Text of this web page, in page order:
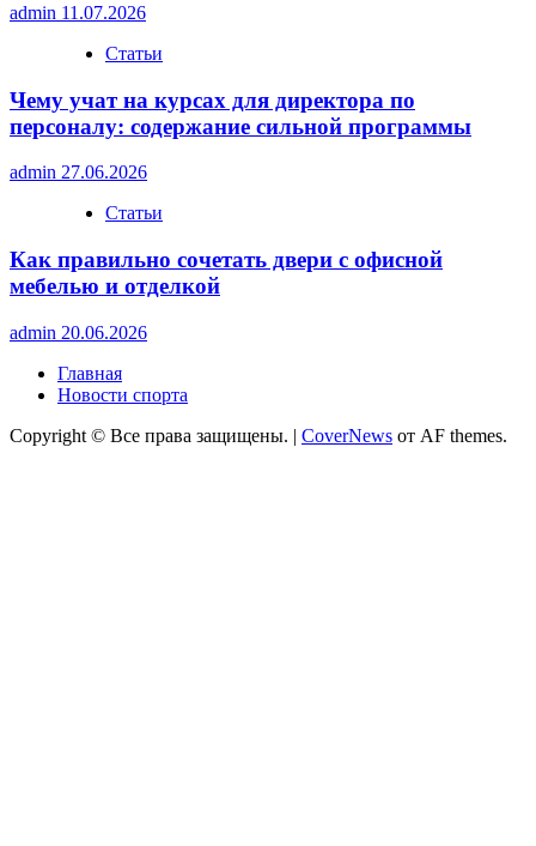
admin 11.07.2026
Статьи
Чему учат на курсах для директора по
персоналу: содержание сильной программы
admin 27.06.2026
Статьи
Как правильно сочетать двери с офисной
мебелью и отделкой
admin 20.06.2026
Главная
Новости спорта
Copyright © Все права защищены. | CoverNews от AF themes.